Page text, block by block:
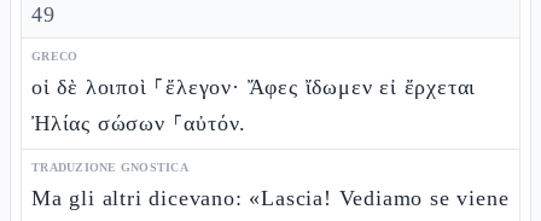
49
GRECO
οἱ δὲ λοιποὶ ⸀ἔλεγον· Ἄφες ἴδωμεν εἰ ἔρχεται
Ἠλίας σώσων ⸀αὐτόν.
TRADUZIONE GNOSTICA
Ma gli altri dicevano: «Lascia! Vediamo se viene